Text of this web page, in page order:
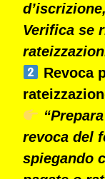
Verifica se
Revoca
revoca del
spiegando